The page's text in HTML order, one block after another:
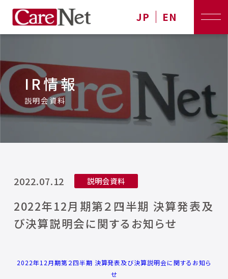
JP EN
IR情報
説明会資料
2022.07.12 説明会資料
2022年12月期第２四半期 決算発表及
び決算説明会に関するお知らせ
2022年12月期第２四半期 決算発表及び決算説明会に関するお知ら
せ